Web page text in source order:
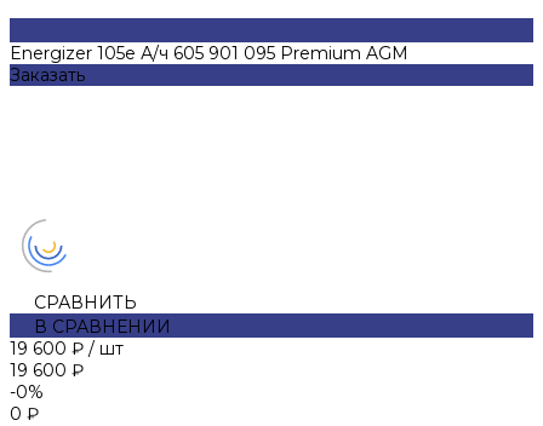
Energizer 105е А/ч 605 901 095 Premium AGM
Заказать
СРАВНИТЬ
В СРАВНЕНИИ
19 600 ₽ / шт
19 600 ₽
-0%
0 ₽